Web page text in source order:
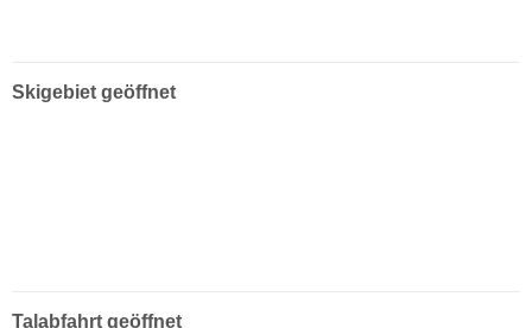
Skigebiet geöffnet
Talabfahrt geöffnet